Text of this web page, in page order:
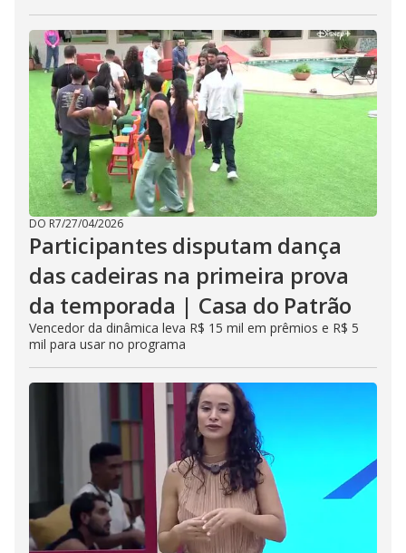
DO R7/27/04/2026
Participantes disputam dança
das cadeiras na primeira prova
da temporada | Casa do Patrão
Vencedor da dinâmica leva R$ 15 mil em prêmios e R$ 5
mil para usar no programa